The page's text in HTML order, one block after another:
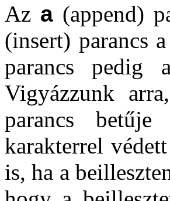
Az a(append)
(insert) parancs
parancs
Vigyázzunk
parancs
karakterrel
is, ha a